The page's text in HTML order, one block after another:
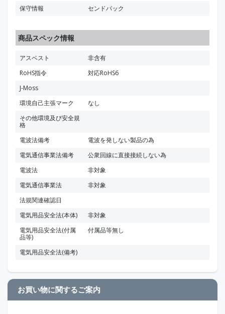
保守情報
センドバック
商品スペック情報
アスベスト
非含有
RoHS指令
対応RoHS6
J-Moss
環境自己主張マーク
なし
その他環境及び安全規
格
電波法備考
電波を発しない製品の為
電気通信事業法備考
公衆回線に直接接続しない為
電波法
非対象
電気通信事業法
非対象
法規関連確認日
電気用品安全法(本体)
非対象
電気用品安全法(付属
品等)
付属品等無し
電気用品安全法(備考)
お買い物に関するご案内